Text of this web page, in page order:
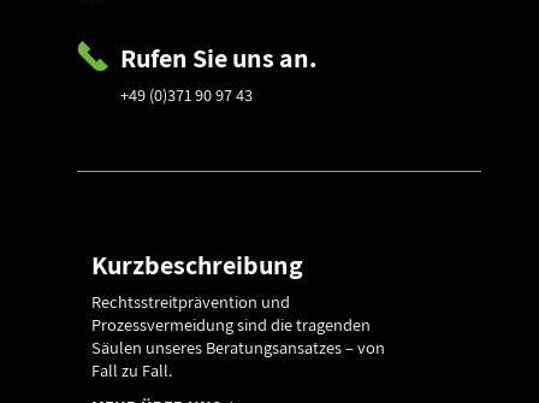
Rufen Sie uns an.
+49 (0)371 90 97 43
Kurzbeschreibung
Rechtsstreitprävention und
Prozessvermeidung sind die tragenden
Säulen unseres Beratungsansatzes – von
Fall zu Fall.